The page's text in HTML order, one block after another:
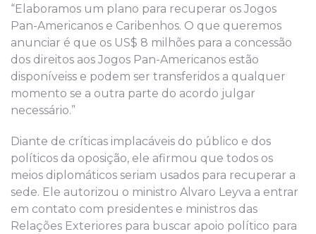
“Elaboramos um plano para recuperar os Jogos
Pan-Americanos e Caribenhos. O que queremos
anunciar é que os US$ 8 milhões para a concessão
dos direitos aos Jogos Pan-Americanos estão
disponíveiss e podem ser transferidos a qualquer
momento se a outra parte do acordo julgar
necessário.”
Diante de críticas implacáveis do público e dos
políticos da oposição, ele afirmou que todos os
meios diplomáticos seriam usados para recuperar a
sede. Ele autorizou o ministro Alvaro Leyva a entrar
em contato com presidentes e ministros das
Relações Exteriores para buscar apoio político para